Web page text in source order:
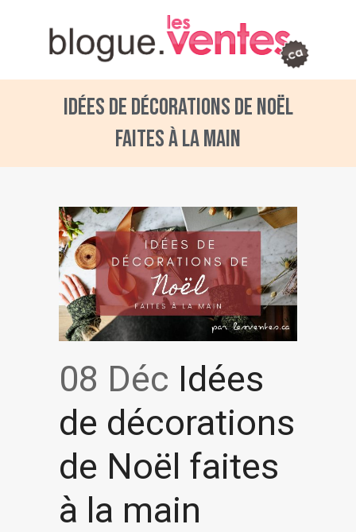
Idées de décorations de Noël
faites à la main
08 Déc Idées
de décorations
de Noël faites
à la main